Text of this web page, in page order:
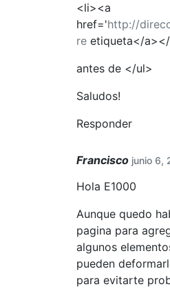
<li><a
href='http://
reetiqueta</
antes de </ul>
Saludos!
Responder
Francisco junio 6,
Hola E1000
Aunque quedo
pagina para
algunos
pueden
para evitarte